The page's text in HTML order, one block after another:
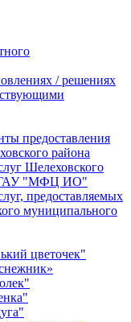
/ решениях
предоставления
района
Шелеховского
ГАУ "МФЦ ИО"
предоставляемых
муниципального
цветочек"